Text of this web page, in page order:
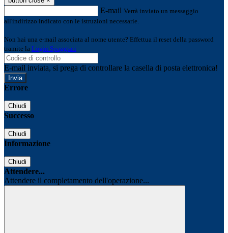
E-mail Verrà inviato un messaggio
all'indirizzo indicato con le istruzioni necessarie.
Non hai una e-mail associata al nome utente? Effettua il reset della password
tramite la Login Spaggiari
E-mail inviata, si prega di controllare la casella di posta elettronica!
Errore
Chiudi
Successo
Chiudi
Informazione
Chiudi
Attendere...
Attendere il completamento dell'operazione...